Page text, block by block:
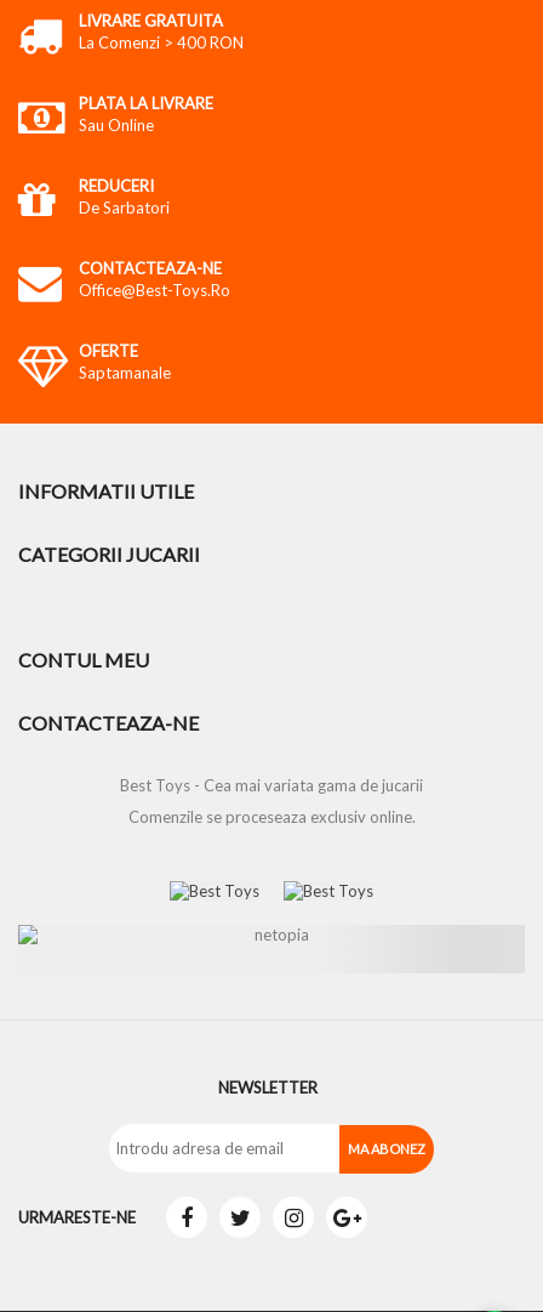
LIVRARE GRATUITA
La Comenzi > 400 RON
PLATA LA LIVRARE
Sau Online
REDUCERI
De Sarbatori
CONTACTEAZA-NE
Office@best-Toys.ro
OFERTE
Saptamanale
INFORMATII UTILE
CATEGORII JUCARII
CONTUL MEU
CONTACTEAZA-NE
Best Toys - Cea mai variata gama de jucarii
Comenzile se proceseaza exclusiv online.
NEWSLETTER
URMARESTE-NE